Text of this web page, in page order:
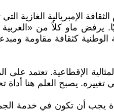
الثقافة الإمبريالية
يرفض ماو كلاً من
الوطنية كثقافة مقاومة
الإقطاعية. تعتمد على
تغييره. يصبح العلم هنا